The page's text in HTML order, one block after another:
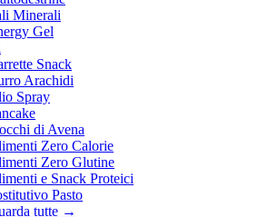
Minerali
Gel
Snack
Arachidi
Spray
di Avena
Zero Calorie
Zero Glutine
e Snack Proteici
Pasto
tutte →